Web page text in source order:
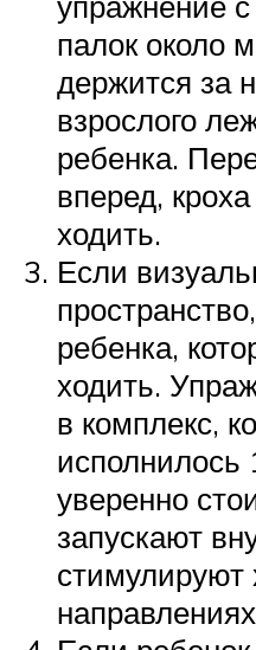
палок около
держится за
взрослого
ребенка.
вперед,
ходить.
Если
ребенка,
ходить.
в комплекс,
исполнилось
уверенно
запускают
стимулируют